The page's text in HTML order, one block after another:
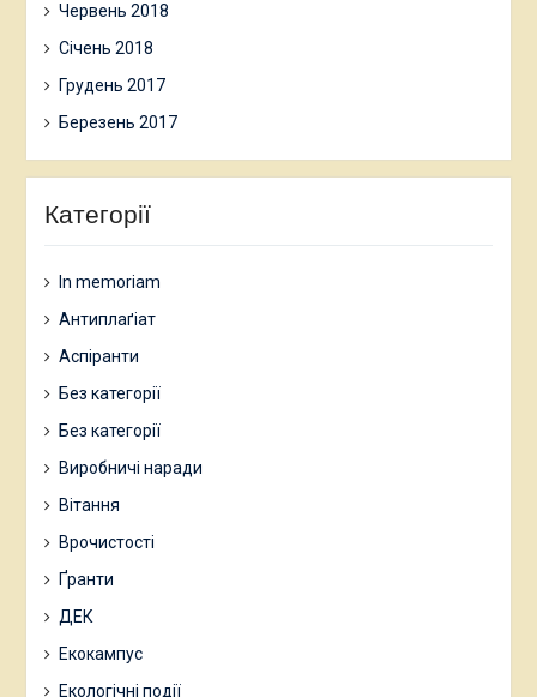
Червень 2018
Січень 2018
Грудень 2017
Березень 2017
Категорії
In memoriam
Антиплаґіат
Аспіранти
Без категорії
Без категорії
Виробничі наради
Вітання
Врочистості
Ґранти
ДЕК
Екокампус
Екологічні події